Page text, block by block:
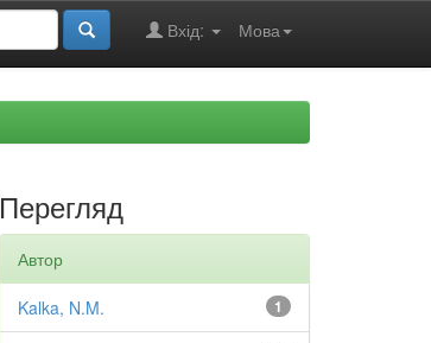
Мова
Вхід:
Перегляд
Автор
1
Kalka, N.M.